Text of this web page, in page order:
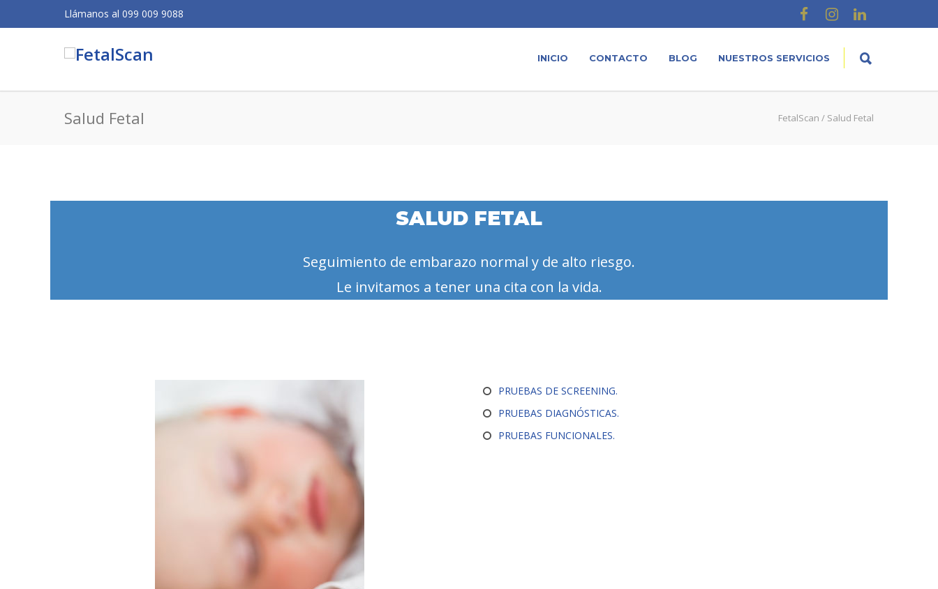
Llámanos al 099 009 9088
INICIO CONTACTO BLOG NUESTROS SERVICIOS
Salud Fetal FetalScan / Salud Fetal
SALUD FETAL
Seguimiento de embarazo normal y de alto riesgo.
Le invitamos a tener una cita con la vida.
PRUEBAS DE SCREENING.
PRUEBAS DIAGNÓSTICAS.
PRUEBAS FUNCIONALES.